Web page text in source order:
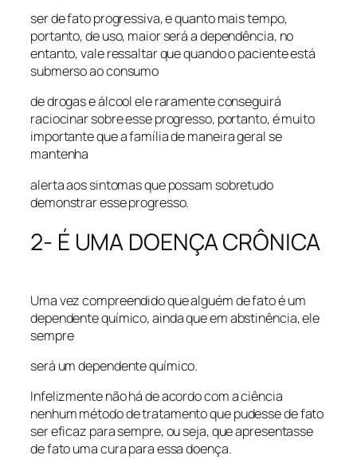
ser de fato progressiva, e quanto mais tempo,
portanto, de uso, maior será a dependência, no
entanto, vale ressaltar que quando o paciente está
submerso ao consumo
de drogas e álcool ele raramente conseguirá
raciocinar sobre esse progresso, portanto, é muito
importante que a família de maneira geral se
mantenha
alerta aos sintomas que possam sobretudo
demonstrar esse progresso.
2- É UMA DOENÇA CRÔNICA
Uma vez compreendido que alguém de fato é um
dependente químico, ainda que em abstinência, ele
sempre
será um dependente químico.
Infelizmente não há de acordo com a ciência
nenhum método de tratamento que pudesse de fato
ser eficaz para sempre, ou seja, que apresentasse
de fato uma cura para essa doença.